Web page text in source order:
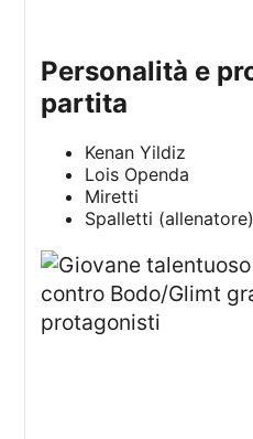
personalità e protagonisti della
partita
Kenan Yildiz
Lois Openda
Miretti
Spalletti (allenatore)